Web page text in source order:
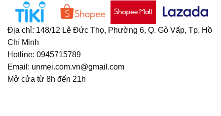
Địa chỉ: 148/12 Lê Đức Thọ, Phường 6, Q. Gò Vấp, Tp. Hồ
Chí Minh
Hotline: 0945715789
Email: unmei.com.vn@gmail.com
Mở cửa từ 8h đến 21h